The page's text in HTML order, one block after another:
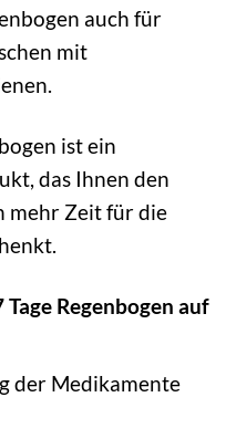
auch für
mit
ist ein
das Ihnen den
mehr Zeit für die
Regenbogen auf
der Medikamente